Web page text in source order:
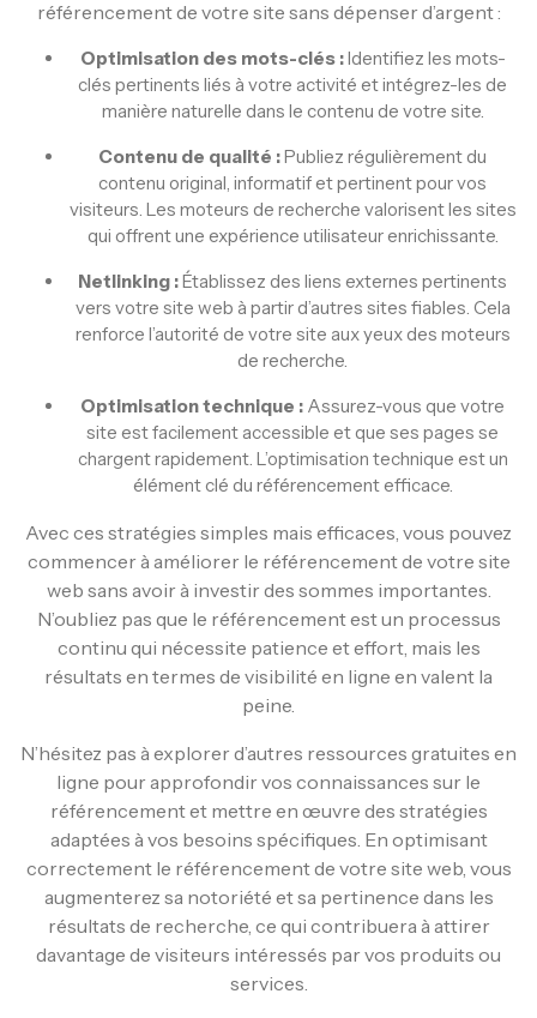
référencement de votre site sans dépenser d’argent :
Optimisation des mots-clés :Identifiez les mots-
clés pertinents liés à votre activité et intégrez-les de
manière naturelle dans le contenu de votre site.
Contenu de qualité :Publiez régulièrement du
contenu original, informatif et pertinent pour vos
visiteurs. Les moteurs de recherche valorisent les sites
qui offrent une expérience utilisateur enrichissante.
Netlinking :Établissez des liens externes pertinents
vers votre site web à partir d’autres sites fiables. Cela
renforce l’autorité de votre site aux yeux des moteurs
de recherche.
Optimisation technique : Assurez-vous que votre
site est facilement accessible et que ses pages se
chargent rapidement. L’optimisation technique est un
élément clé du référencement efficace.
Avec ces stratégies simples mais efficaces, vous pouvez
commencer à améliorer le référencement de votre site
web sans avoir à investir des sommes importantes.
N’oubliez pas que le référencement est un processus
continu qui nécessite patience et effort, mais les
résultats en termes de visibilité en ligne en valent la
peine.
N’hésitez pas à explorer d’autres ressources gratuites en
ligne pour approfondir vos connaissances sur le
référencement et mettre en œuvre des stratégies
adaptées à vos besoins spécifiques. En optimisant
correctement le référencement de votre site web, vous
augmenterez sa notoriété et sa pertinence dans les
résultats de recherche, ce qui contribuera à attirer
davantage de visiteurs intéressés par vos produits ou
services.